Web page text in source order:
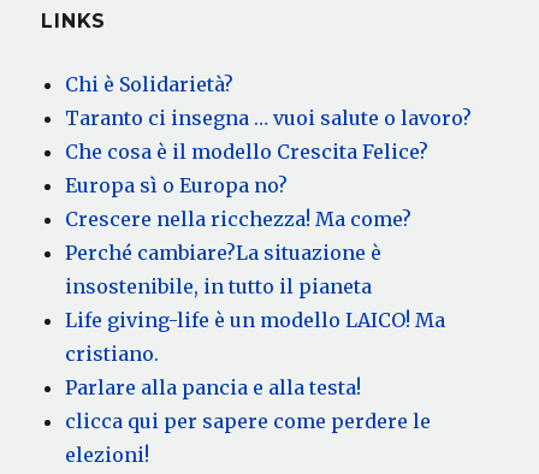
LINKS
Chi è Solidarietà?
Taranto ci insegna … vuoi salute o lavoro?
Che cosa è il modello Crescita Felice?
Europa sì o Europa no?
Crescere nella ricchezza! Ma come?
Perché cambiare?La situazione è
insostenibile, in tutto il pianeta
Life giving-life è un modello LAICO! Ma
cristiano.
Parlare alla pancia e alla testa!
clicca qui per sapere come perdere le
elezioni!